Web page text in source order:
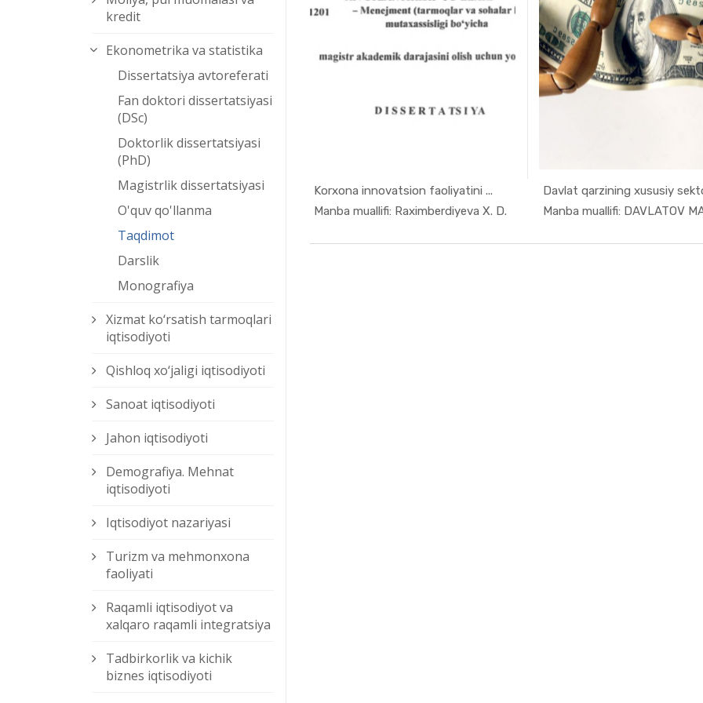
kredit
Ekonometrika va statistika
Dissertatsiya avtoreferati
Fan doktori dissertatsiyasi
(DSc)
Doktorlik dissertatsiyasi
(PhD)
Magistrlik dissertatsiyasi
O'quv qo'llanma
Taqdimot
Darslik
Monografiya
Xizmat kо‘rsatish tarmoqlari
iqtisodiyoti
Qishloq xо‘jaligi iqtisodiyoti
Sanoat iqtisodiyoti
Jahon iqtisodiyoti
Demografiya. Mehnat
iqtisodiyoti
Iqtisodiyot nazariyasi
Turizm va mehmonxona
faoliyati
Raqamli iqtisodiyot va
xalqaro raqamli integratsiya
Tadbirkorlik va kichik
biznes iqtisodiyoti
Korxona innovatsion faoliyatini ...
Manba muallifi: Raximberdiyeva X. D.
In Xizmat ...
Davlat qarzining xususiy
In